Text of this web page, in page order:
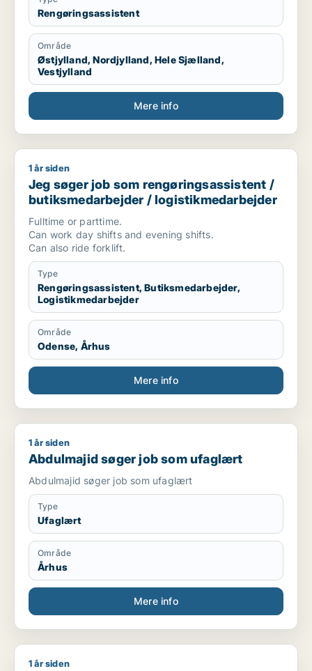
Rengøringsassistent
Område
Østjylland, Nordjylland, Hele Sjælland,
Vestjylland
Mere info
Jeg søger job som rengøringsassistent /
1 år siden
Jeg søger job som rengøringsassistent /
butiksmedarbejder / logistikmedarbejder
Fulltime or parttime.
Can work day shifts and evening shifts.
Can also ride forklift.
Type
Rengøringsassistent, Butiksmedarbejder,
Logistikmedarbejder
Område
Odense, Århus
Mere info
Abdulmajid søger job som ufaglært
1 år siden
Abdulmajid søger job som ufaglært
Abdulmajid søger job som ufaglært
Type
Ufaglært
Område
Århus
Mere info
Jeg søger job som køkkenmedarbejder
1 år siden